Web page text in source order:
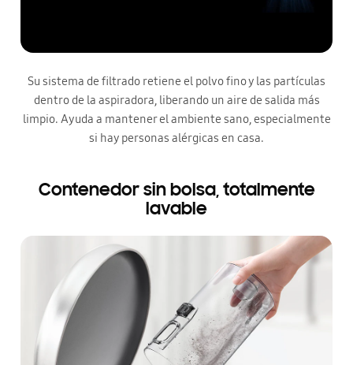
Su sistema de filtrado retiene el polvo fino y las partículas
dentro de la aspiradora, liberando un aire de salida más
limpio. Ayuda a mantener el ambiente sano, especialmente
si hay personas alérgicas en casa.
Contenedor sin bolsa, totalmente
lavable